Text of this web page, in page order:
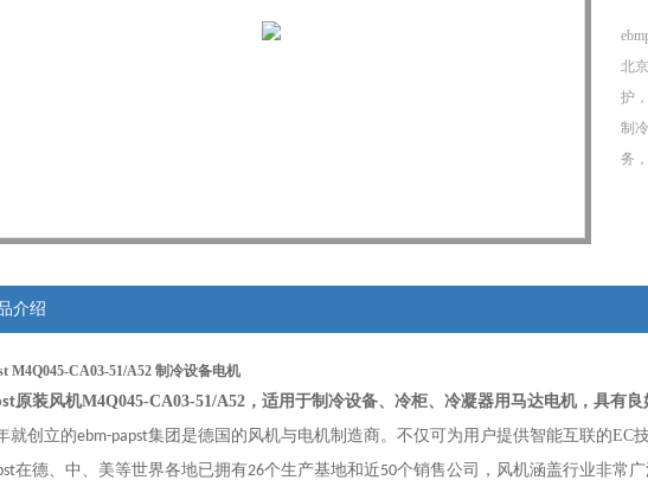
北
护
制
务
介绍
M4Q045-CA03-51/A52 制冷设备电机
原装风机M4Q045-CA03-51/A52 ， 适用于制冷设备、冷柜、冷凝器用马达电机，具有良
就创立的ebm-papst集团是德国的 风机与电机制造商。不仅可为用户提供智能互联的EC
在德、中、美等世界各地已拥有26个生产基地和近50个销售公司，风机涵盖行业非常